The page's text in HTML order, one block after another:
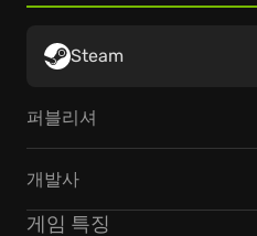
Steam
퍼블리셔
개발사
게임 특징